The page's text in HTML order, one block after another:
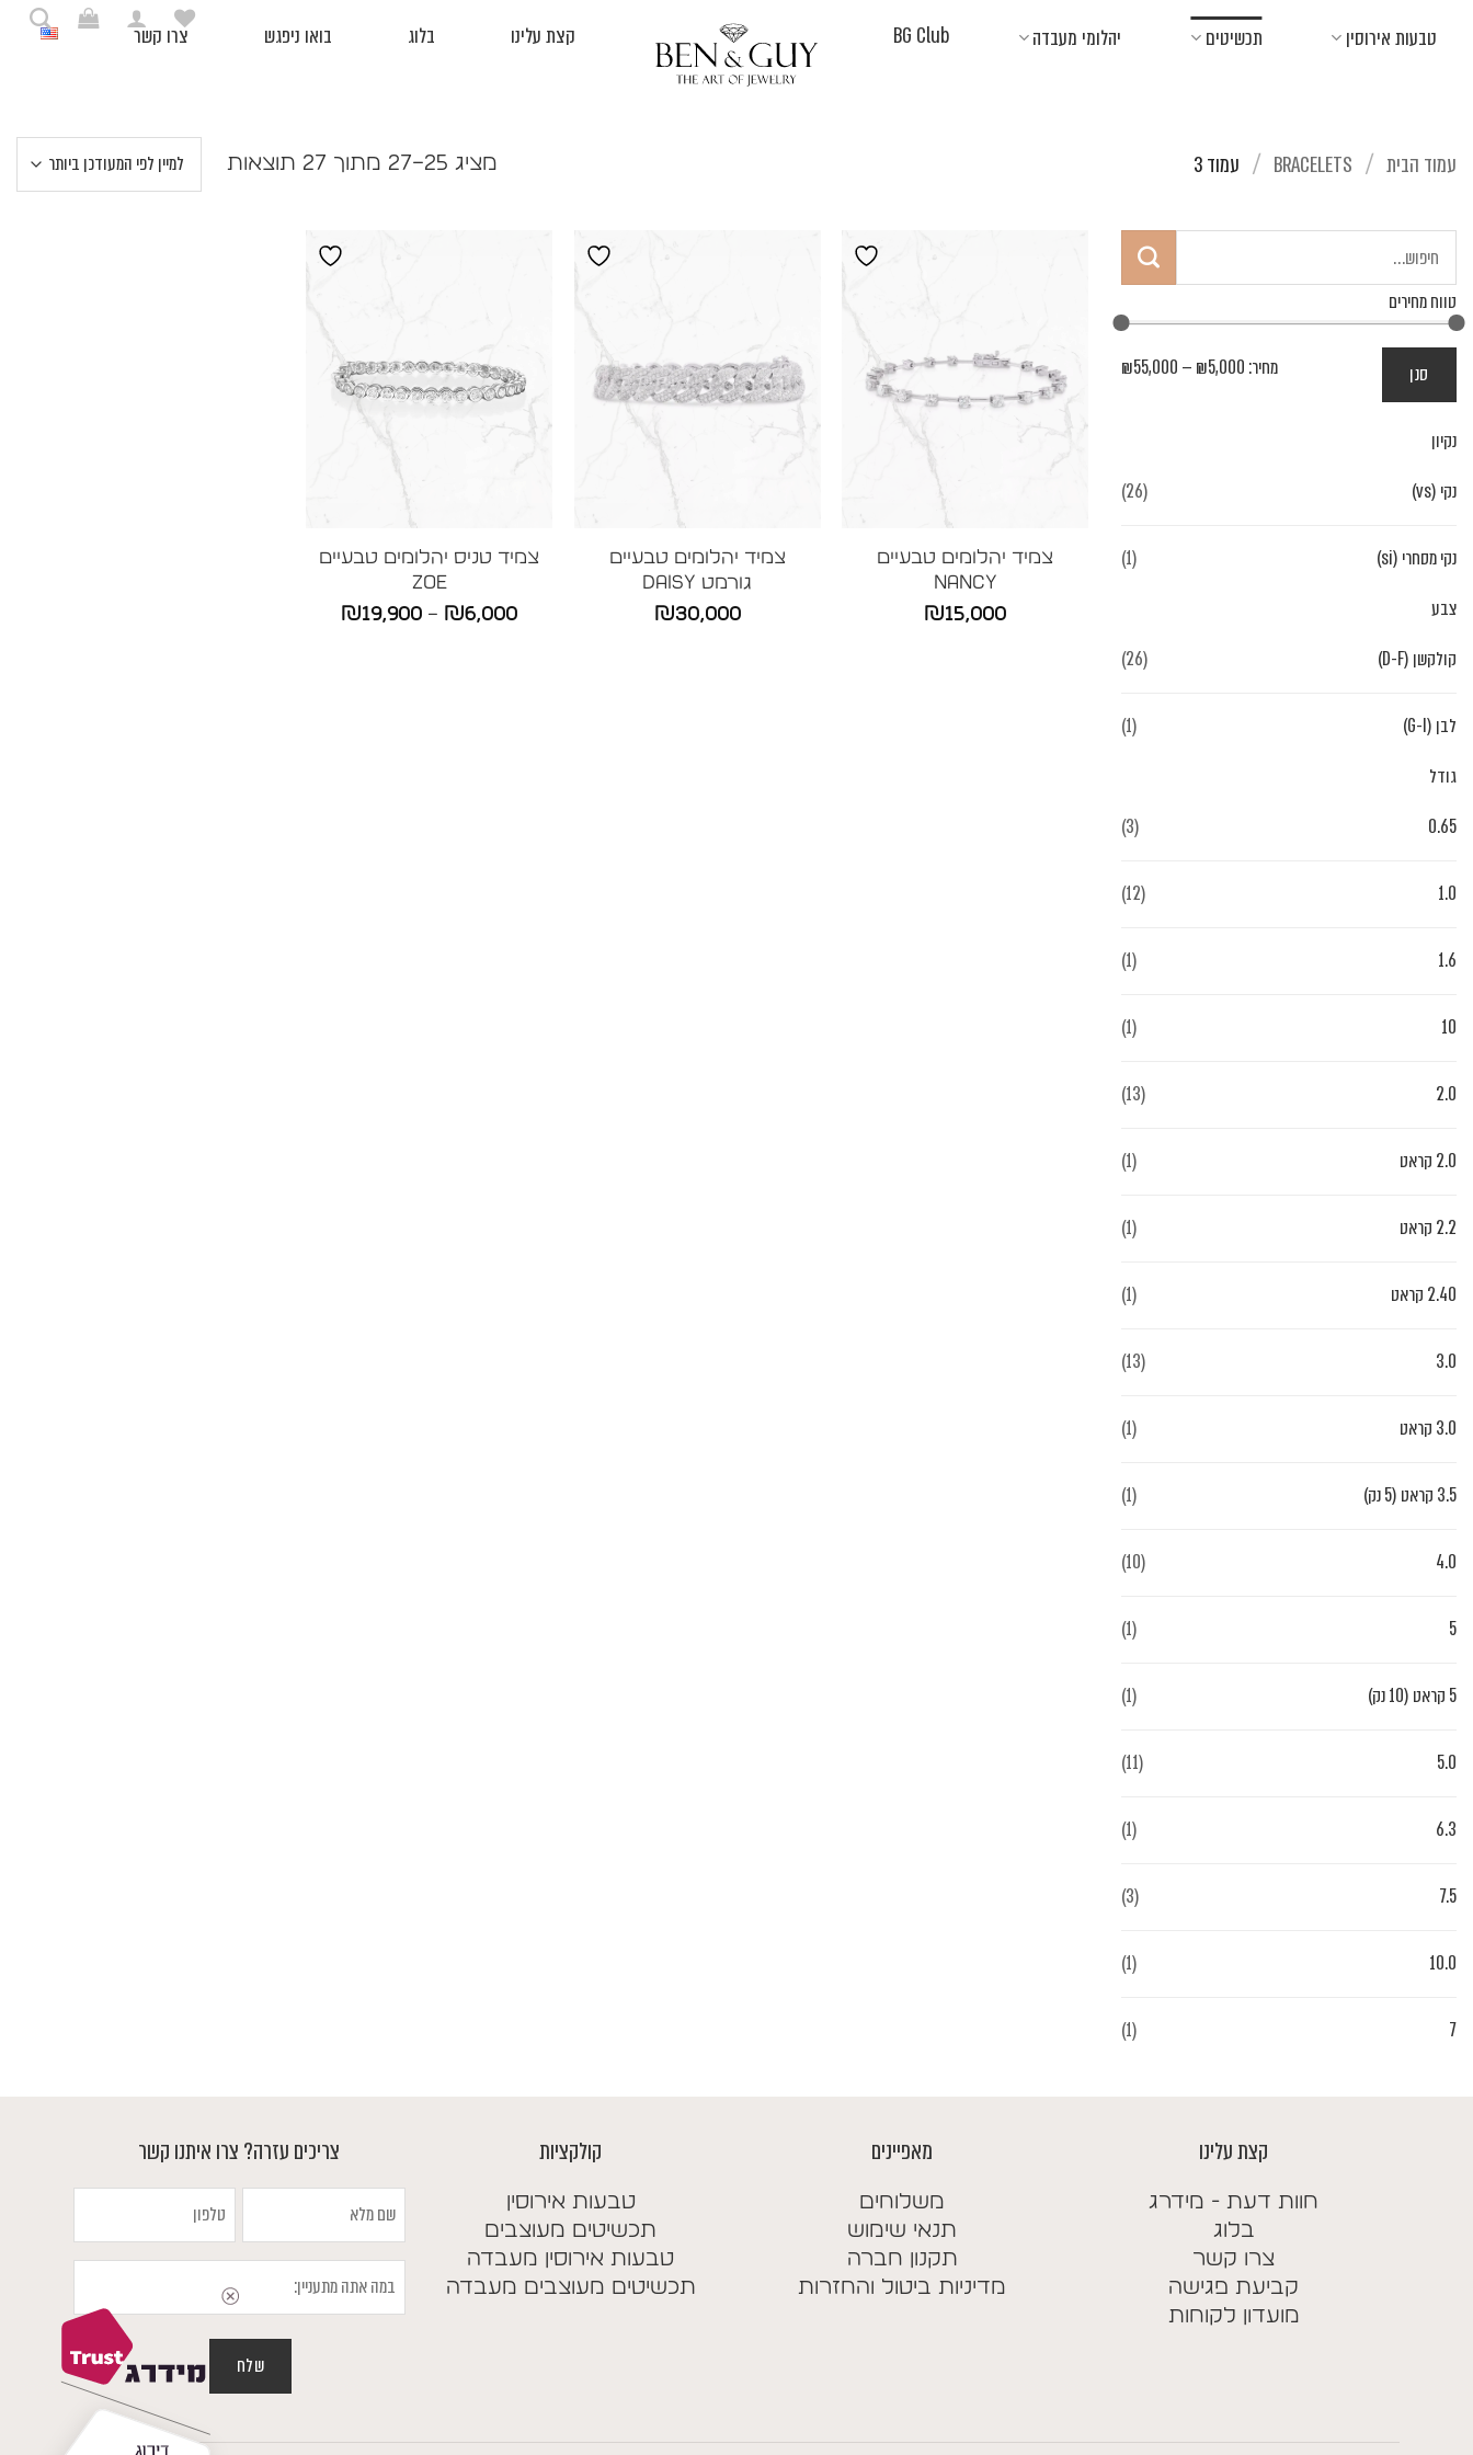
טבעות אירוסין תכשיטים יהלומי מעבדה BG Club קצת עלינו בלוג בואו ניפגש צרו קשר
עמוד הבית /
BRACELETS
/ עמוד 3 מציג 25–27 מתוך 27 תוצאות
לפי
עבור:
טווח מחירים
מינימלי
מקסימלי
סנן מחיר: ₪5,000
—
₪55,000
נקיון
נקי (vs)
(26)
נקי מסחרי (si)
(1)
צבע
קולקשן (D-F)
(26)
לבן (G-I)
(1)
גודל
0.65
(3)
1.0
(12)
1.6
(1)
10
(1)
2.0
(13)
2.0 קראט (1)
2.2 קראט (1)
2.40 קראט (1)
3.0
(13)
3.0 קראט (1)
3.5 קראט (5 נק) (1)
4.0
(10)
5
(1)
5 קראט (10 נק) (1)
5.0
(11)
6.3
(1)
7.5
(3)
10.0
(1)
7
(1)
צמיד יהלומים טבעיים
NANCY
₪15,000
צמיד יהלומים טבעיים
גורמט DAISY
₪30,000
צמיד טניס יהלומים טבעיים
Zoe
₪6,000
–
₪19,900
קצת עלינו
חוות דעת - מידרג
בלוג
צרו קשר
קביעת פגישה
מועדון לקוחות
מאפיינים
משלוחים
תנאי שימוש
תקנון חברה
מדיניות ביטול והחזרות
קולקציות
טבעות אירוסין
תכשיטים מעוצבים
טבעות אירוסין מעבדה
תכשיטים מעוצבים מעבדה
צריכים עזרה? צרו איתנו קשר
שם
מלא
טלפון
במה
אתה